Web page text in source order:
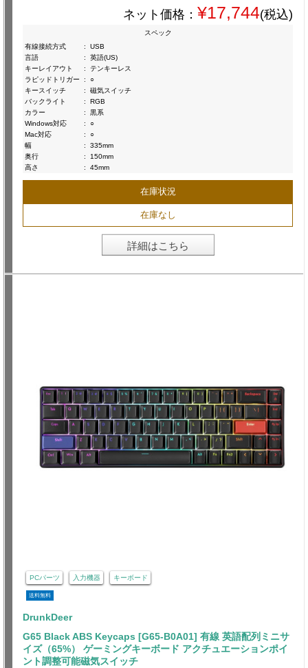
ネット価格： ¥17,744(税込)
スペック
有線接続方式
:
USB
言語
:
英語(US)
キーレイアウト
:
テンキーレス
ラピッドトリガー
:
○
キースイッチ
:
磁気スイッチ
バックライト
:
RGB
カラー
:
黒系
Windows対応
:
○
Mac対応
:
○
幅
:
335mm
奥行
:
150mm
高さ
: 45mm
在庫状況
在庫なし
詳細はこちら
PCパーツ 入力機器 キーボード
送料無料
DrunkDeer
G65 Black ABS Keycaps [G65-B0A01] 有線 英語配列ミニサ
イズ（65%） ゲーミングキーボード アクチュエーションポイ
ント調整可能磁気スイッチ